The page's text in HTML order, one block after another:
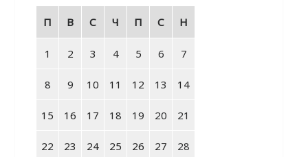
П
В С Ч П С Н
1 2 3 4 5 6 7
8 9 10 11 12 13 14
15 16 17 18 19 20 21
22 23 24 25 26 27 28